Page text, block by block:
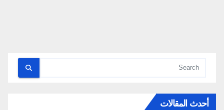
أحدث المقالات